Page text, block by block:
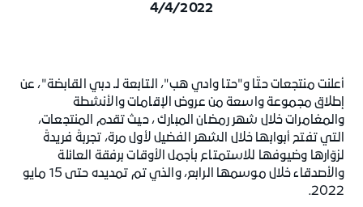
4/4/2022
أعلنت منتجعات حتّا و"حتا وادي هب"، التابعة لـ دبي القابضة"، عن
إطلاق مجموعة واسعة من عروض الإقامات والأنشطة
والمغامرات خلال شهر رمضان المبارك ، حيث تقدم المنتجعات،
التي تفتح أبوابها خلال الشهر الفضيل لأول مرة، تجربةً فريدةً
لزوّارها وضيوفها للاستمتاع بأجمل الأوقات برفقة العائلة
والأصدقاء خلال موسمها الرابع، والذي تم تمديده حتى 15 مايو
2022.